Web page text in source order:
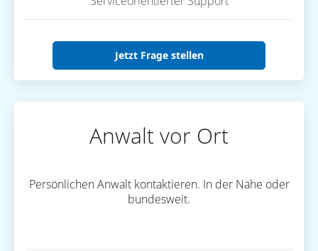
Jetzt Frage stellen
Anwalt vor Ort
Persönlichen Anwalt kontaktieren. In der Nähe oder
bundesweit.